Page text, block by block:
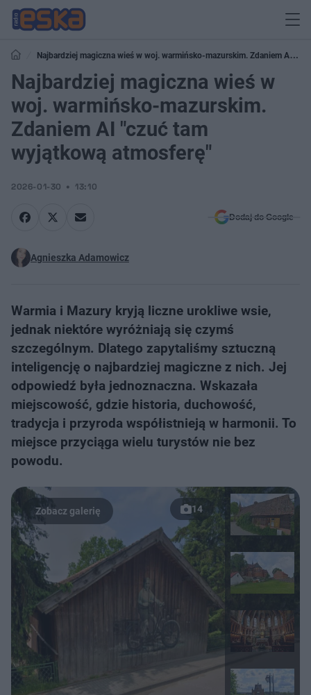
Najbardziej magiczna wieś w woj. warmińsko-mazurskim. Zdaniem AI
"czuć tam wyjątkową atmosferę"
Najbardziej magiczna wieś w
woj. warmińsko-mazurskim.
Zdaniem AI "czuć tam
wyjątkową atmosferę"
2026-01-30 13:10
Dodaj do Google
Agnieszka Adamowicz
Warmia i Mazury kryją liczne urokliwe wsie,
jednak niektóre wyróżniają się czymś
szczególnym. Dlatego zapytaliśmy sztuczną
inteligencję o najbardziej magiczne z nich. Jej
odpowiedź była jednoznaczna. Wskazała
miejscowość, gdzie historia, duchowość,
tradycja i przyroda współistnieją w harmonii. To
miejsce przyciąga wielu turystów nie bez
powodu.
14